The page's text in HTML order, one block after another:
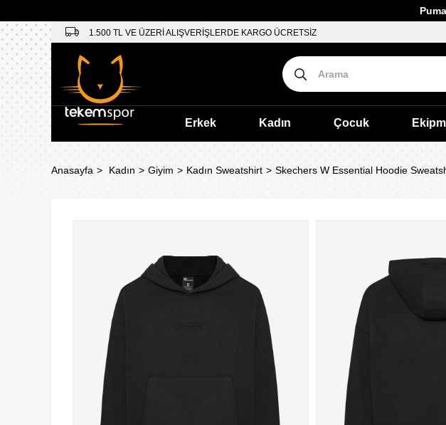
1.500 TL VE ÜZERİ ALIŞVERİŞLERDE KARGO ÜCRETSİZ
Erkek Kadın Çocuk
Anasayfa Kadın Giyim Kadın Sweatshirt Skechers W Essential Hoodie